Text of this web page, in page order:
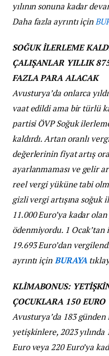
yılının sonuna kadar
Daha fazla ayrıntı için
SOĞUK İLERLEME
ÇALIŞANLAR YILLIK
FAZLA PARA ALACAK
Avusturya’da onlarca
vaat edildi ama bir türlü
partisi ÖVP Soğuk
kaldırdı. Artan oranlı
değerlerinin fiyat artış
ayarlanmaması ve gelir
reel vergi yüküne tabi
gizli vergi artışına soğuk
11.000 Euro’ya kadar
ödenmiyordu. 1
19.693 Euro’dan
ayrıntı içinBURAYA
KLİMABONUS:
ÇOCUKLARA 150 EURO
Avusturya’da 183
yetişkinlere, 2023 yılında
Euro veya 220 Euro’ya